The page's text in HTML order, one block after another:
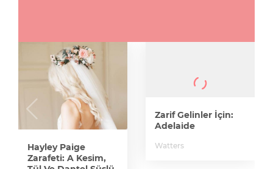
Hayley Paige
Zarafeti: A Kesim,
Zarif Gelinler İçin:
Adelaide
Watters